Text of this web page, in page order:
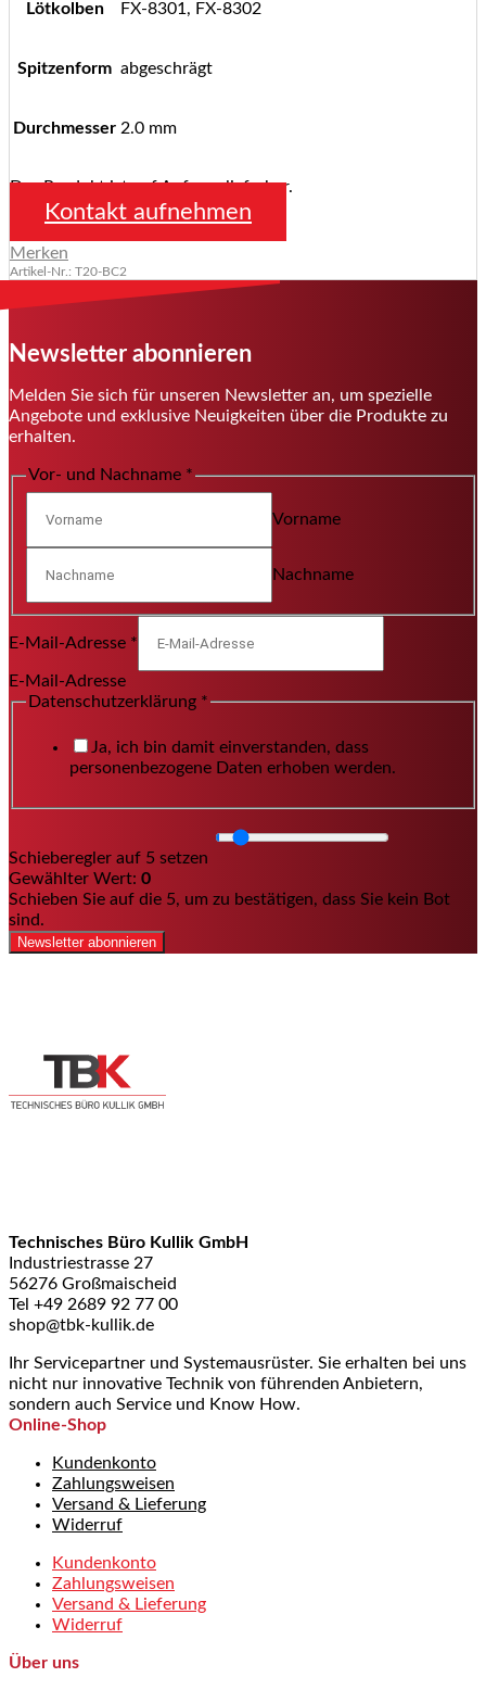
Lötkolben FX-8301, FX-8302
Spitzenform abgeschrägt
Durchmesser 2.0 mm
Das Produkt ist auf Anfrage lieferbar.
Kontakt aufnehmen
Merken
Artikel-Nr.: T20-BC2
Newsletter abonnieren
Melden Sie sich für unseren Newsletter an, um spezielle
Angebote und exklusive Neuigkeiten über die Produkte zu
erhalten.
Vor- und Nachname *
Vorname
Nachname
E-Mail-Adresse *
E-Mail-Adresse
Datenschutzerklärung *
Ja, ich bin damit einverstanden, dass
personenbezogene Daten erhoben werden.
Schieberegler auf 5 setzen
Gewählter Wert: 0
Schieben Sie auf die 5, um zu bestätigen, dass Sie kein Bot
sind.
Newsletter abonnieren
Technisches Büro Kullik GmbH
Industriestrasse 27
56276 Großmaischeid
Tel +49 2689 92 77 00
shop@tbk-kullik.de
Ihr Servicepartner und Systemausrüster. Sie erhalten bei uns
nicht nur innovative Technik von führenden Anbietern,
sondern auch Service und Know How.
Online-Shop
Kundenkonto
Zahlungsweisen
Versand & Lieferung
Widerruf
Kundenkonto
Zahlungsweisen
Versand & Lieferung
Widerruf
Über uns